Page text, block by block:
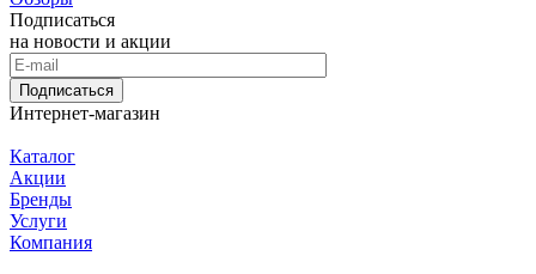
Подписаться
на новости и акции
Подписаться
Интернет-магазин
Каталог
Акции
Бренды
Услуги
Компания